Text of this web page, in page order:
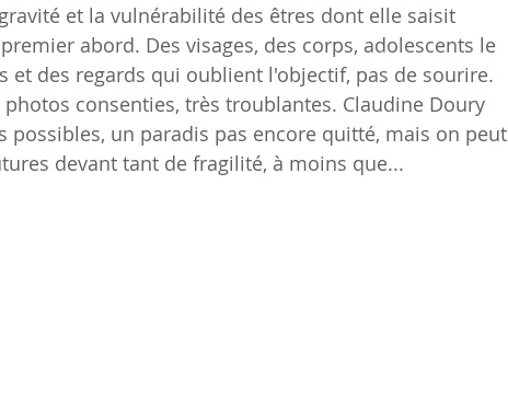
et la vulnérabilité des êtres dont elle saisit
abord. Des visages, des corps, adolescents le
et des regards qui oublient l'objectif, pas de sourire.
consenties, très troublantes. Claudine Doury
possibles, un paradis pas encore quitté, mais on peut
devant tant de fragilité, à moins que...